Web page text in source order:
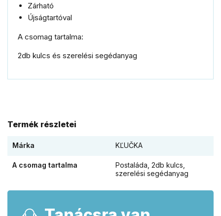
Zárható
Újságtartóval
A csomag tartalma:
2db kulcs és szerelési segédanyag
Termék részletei
Márka KĽUČKA
A csomag tartalma
Postaláda, 2db kulcs,
szerelési segédanyag